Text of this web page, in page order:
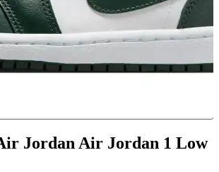
Jordan Air Jordan 1 Low